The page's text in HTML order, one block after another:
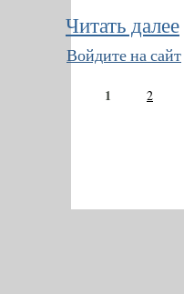
Читать далее
Войдите на сайт
1 2